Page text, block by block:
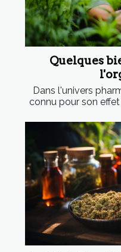
Quelques
Dans l'univers
connu pour son